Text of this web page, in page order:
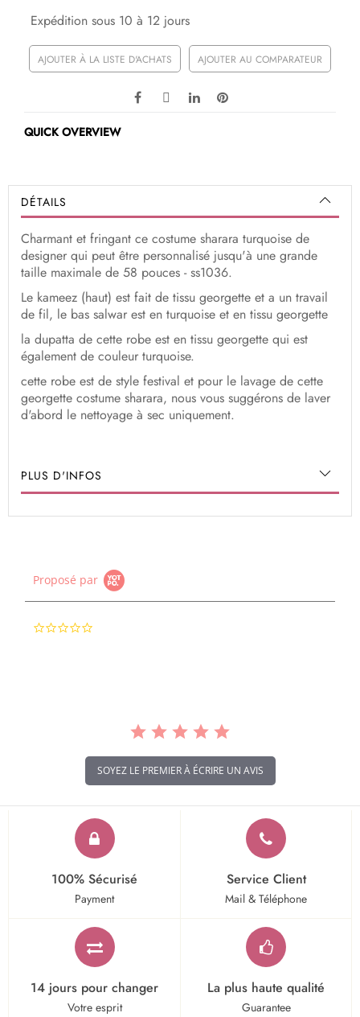
Expédition sous 10 à 12 jours
AJOUTER À LA LISTE D'ACHATS AJOUTER AU COMPARATEUR
QUICK OVERVIEW
DÉTAILS
Charmant et fringant ce costume sharara turquoise de
designer qui peut être personnalisé jusqu'à une grande
taille maximale de 58 pouces - ss1036.
Le kameez (haut) est fait de tissu georgette et a un travail
de fil, le bas salwar est en turquoise et en tissu georgette
la dupatta de cette robe est en tissu georgette qui est
également de couleur turquoise.
cette robe est de style festival et pour le lavage de cette
georgette costume sharara, nous vous suggérons de laver
d'abord le nettoyage à sec uniquement.
PLUS D'INFOS
Proposé par
SOYEZ LE PREMIER À ÉCRIRE UN AVIS
100% Sécurisé
Payment
Service Client
Mail & Téléphone
14 jours pour changer
Votre esprit
La plus haute qualité
Guarantee